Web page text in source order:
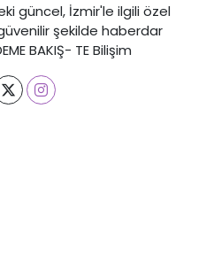
güncel, İzmir'le ilgili özel
şekilde haberdar
BAKIŞ- TE Bilişim